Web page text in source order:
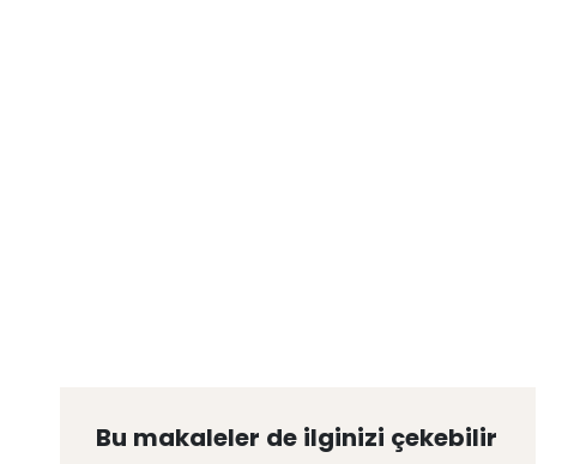
Bu makaleler de ilginizi çekebilir